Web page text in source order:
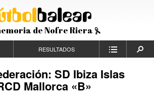
de Nofre Riera
RESULTADOS
SD Ibiza Islas
Mallorca «B»